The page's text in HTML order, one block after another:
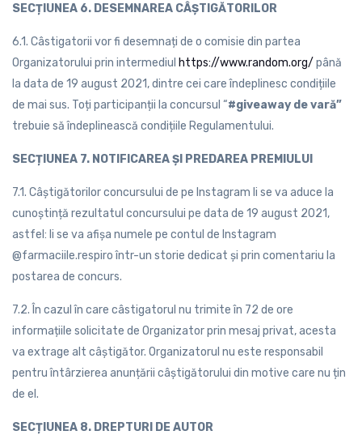
SECȚIUNEA 6. DESEMNAREA CÂȘTIGĂTORILOR
6.1. Câstigatorii vor fi desemnați de o comisie din partea
Organizatorului prin intermediul https://www.random.org/ până
la data de 19 august 2021, dintre cei care îndeplinesc condițiile
de mai sus. Toți participanții la concursul “#giveaway de vară”
trebuie să îndeplinească condițiile Regulamentului.
SECȚIUNEA 7. NOTIFICAREA ȘI PREDAREA PREMIULUI
7.1. Câștigătorilor concursului de pe Instagram li se va aduce la
cunoștință rezultatul concursului pe data de 19 august 2021,
astfel: li se va afișa numele pe contul de Instagram
@farmaciile.respiro într-un storie dedicat și prin comentariu la
postarea de concurs.
7.2. În cazul în care câstigatorul nu trimite în 72 de ore
informațiile solicitate de Organizator prin mesaj privat, acesta
va extrage alt câștigător. Organizatorul nu este responsabil
pentru întârzierea anunțării câștigătorului din motive care nu țin
de el.
SECȚIUNEA 8. DREPTURI DE AUTOR